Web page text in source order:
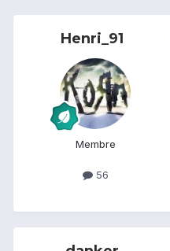
Henri_91
Membre
56